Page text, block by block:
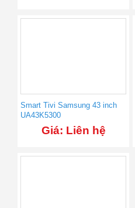
Smart Tivi Samsung 43 inch
UA43K5300
Giá: Liên hệ